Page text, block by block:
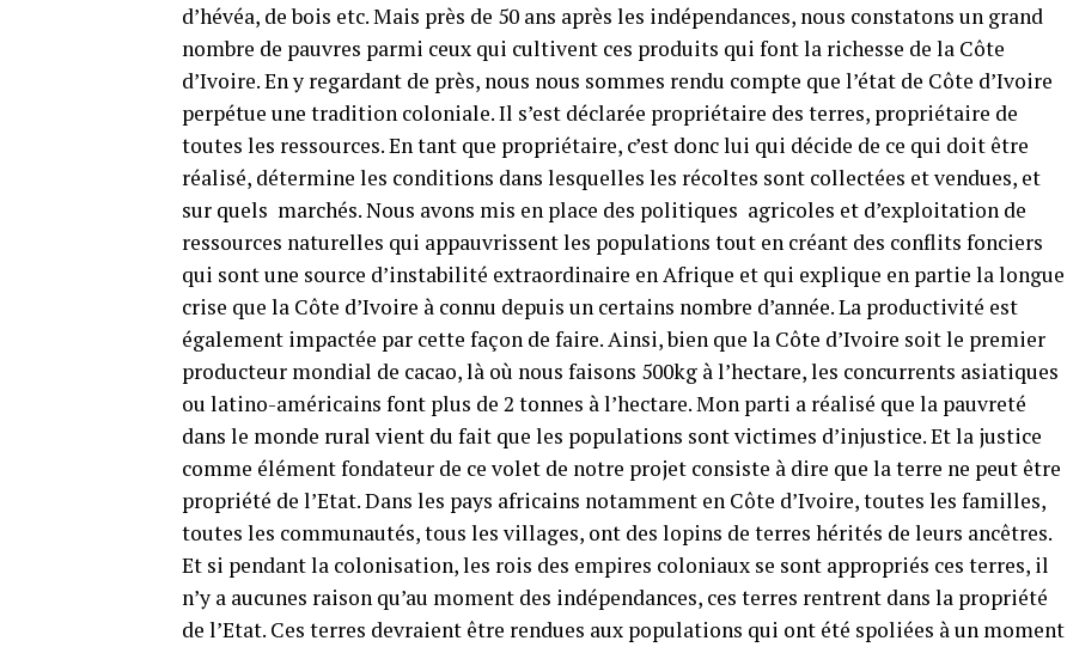
d’hévéa, de bois etc. Mais près de 50 ans après les indépendances, nous constatons un grand
nombre de pauvres parmi ceux qui cultivent ces produits qui font la richesse de la Côte
d’Ivoire. En y regardant de près, nous nous sommes rendu compte que l’état de Côte d’Ivoire
perpétue une tradition coloniale. Il s’est déclarée propriétaire des terres, propriétaire de
toutes les ressources. En tant que propriétaire, c’est donc lui qui décide de ce qui doit être
réalisé, détermine les conditions dans lesquelles les récoltes sont collectées et vendues, et
sur quels marchés. Nous avons mis en place des politiques agricoles et d’exploitation de
ressources naturelles qui appauvrissent les populations tout en créant des conflits fonciers
qui sont une source d’instabilité extraordinaire en Afrique et qui explique en partie la longue
crise que la Côte d’Ivoire à connu depuis un certains nombre d’année. La productivité est
également impactée par cette façon de faire. Ainsi, bien que la Côte d’Ivoire soit le premier
producteur mondial de cacao, là où nous faisons 500kg à l’hectare, les concurrents asiatiques
ou latino-américains font plus de 2 tonnes à l’hectare. Mon parti a réalisé que la pauvreté
dans le monde rural vient du fait que les populations sont victimes d’injustice. Et la justice
comme élément fondateur de ce volet de notre projet consiste à dire que la terre ne peut être
propriété de l’Etat. Dans les pays africains notamment en Côte d’Ivoire, toutes les familles,
toutes les communautés, tous les villages, ont des lopins de terres hérités de leurs ancêtres.
Et si pendant la colonisation, les rois des empires coloniaux se sont appropriés ces terres, il
n’y a aucunes raison qu’au moment des indépendances, ces terres rentrent dans la propriété
de l’Etat. Ces terres devraient être rendues aux populations qui ont été spoliées à un moment